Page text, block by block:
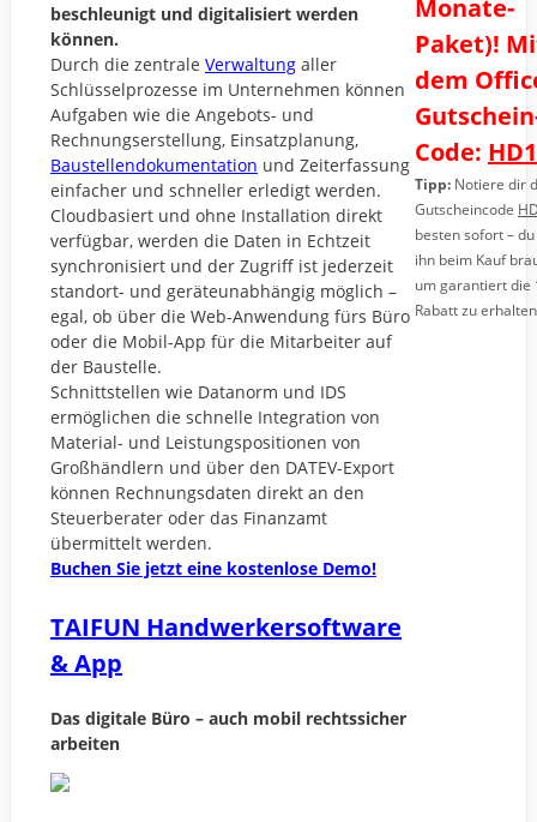
beschleunigt und digitalisiert werden
können.
Durch die zentrale Verwaltung aller
Schlüsselprozesse im Unternehmen können
Aufgaben wie die Angebots- und
Rechnungserstellung, Einsatzplanung,
Baustellendokumentation und Zeiterfassung
einfacher und schneller erledigt werden.
Cloudbasiert und ohne Installation direkt
verfügbar, werden die Daten in Echtzeit
synchronisiert und der Zugriff ist jederzeit
standort- und geräteunabhängig möglich –
egal, ob über die Web-Anwendung fürs Büro
oder die Mobil-App für die Mitarbeiter auf
der Baustelle.
Schnittstellen wie Datanorm und IDS
ermöglichen die schnelle Integration von
Material- und Leistungspositionen von
Großhändlern und über den DATEV-Export
können Rechnungsdaten direkt an den
Steuerberater oder das Finanzamt
übermittelt werden.
Buchen Sie jetzt eine kostenlose Demo!
Monate-
Paket)!
dem
Code:
Tipp: Notiere dir
Gutscheincode
besten sofort –
ihn beim Kauf
um garantiert die
Rabatt zu
TAIFUN Handwerkersoftware
& App
Das digitale Büro – auch mobil rechtssicher
arbeiten